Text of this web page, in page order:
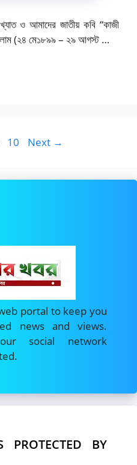
ও আমাদের জাতীয় কবি “কাজী
(২৪ মে১৮৯৯ – ২৯ আগস্ট …
Page
10 Next →
portal to keep you
news and views.
social network
PROTECTED BY